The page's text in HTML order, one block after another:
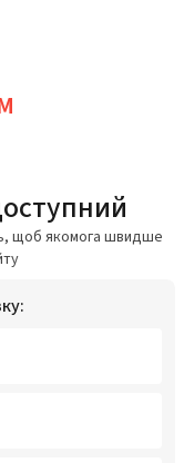
щоб якомога швидше